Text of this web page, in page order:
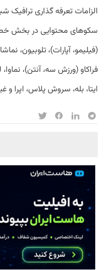
الزامات تعرفه گذاری ترافیک
سکوهای محتوایی در بخش
(فیلیمو، آپارات)، تلوبیون،
فراکاو (ورزش سه، آنتن)،
ایتا، بله، سروش پلاس، اپرا و